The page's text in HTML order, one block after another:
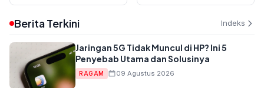
Berita Terkini Indeks
Jaringan 5G Tidak Muncul di HP? Ini 5
Penyebab Utama dan Solusinya
RAGAM 09 Agustus 2026